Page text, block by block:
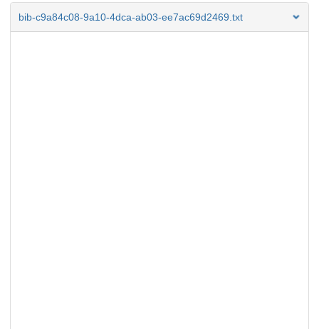
bib-c9a84c08-9a10-4dca-ab03-ee7ac69d2469.txt